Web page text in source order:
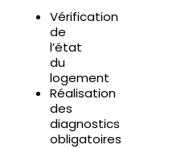
Vérification
de
l’état
du
logement
Réalisation
des
diagnostics
obligatoires